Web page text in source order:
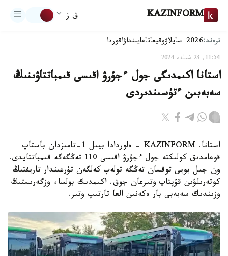
KAZINFORM ق ز
ترەند:2026-سايلاۋ وقيعاتاعايىنداۋاقوردا
11:54, 23 شىلدە 2024
استانا اكىمدىگى جول ءجۇرۋ اقىسى قىمباتتاۋىنىڭ
سەبەبىن ءتۇسىندىردى
استانا. KAZINFORM - ەلوردادا بيىل 1-تامىزدان باستاپ
قوعامدىق كولىكتە جول ءجۇرۋ اقىسى 110 تەڭگەگە قىمباتتايدى.
ون جىل بويى توقسان تەڭگە تولەپ كەلگەن تۇرعىندار تاريفتىڭ
كوتەرىلۋىن قۇپتاپ وتىرعان جوق. اكىمدىك بولسا، وزگەرىستىڭ
وزىندىك سەبەبى بار ەكەنىن العا تارتىپ وتىر.